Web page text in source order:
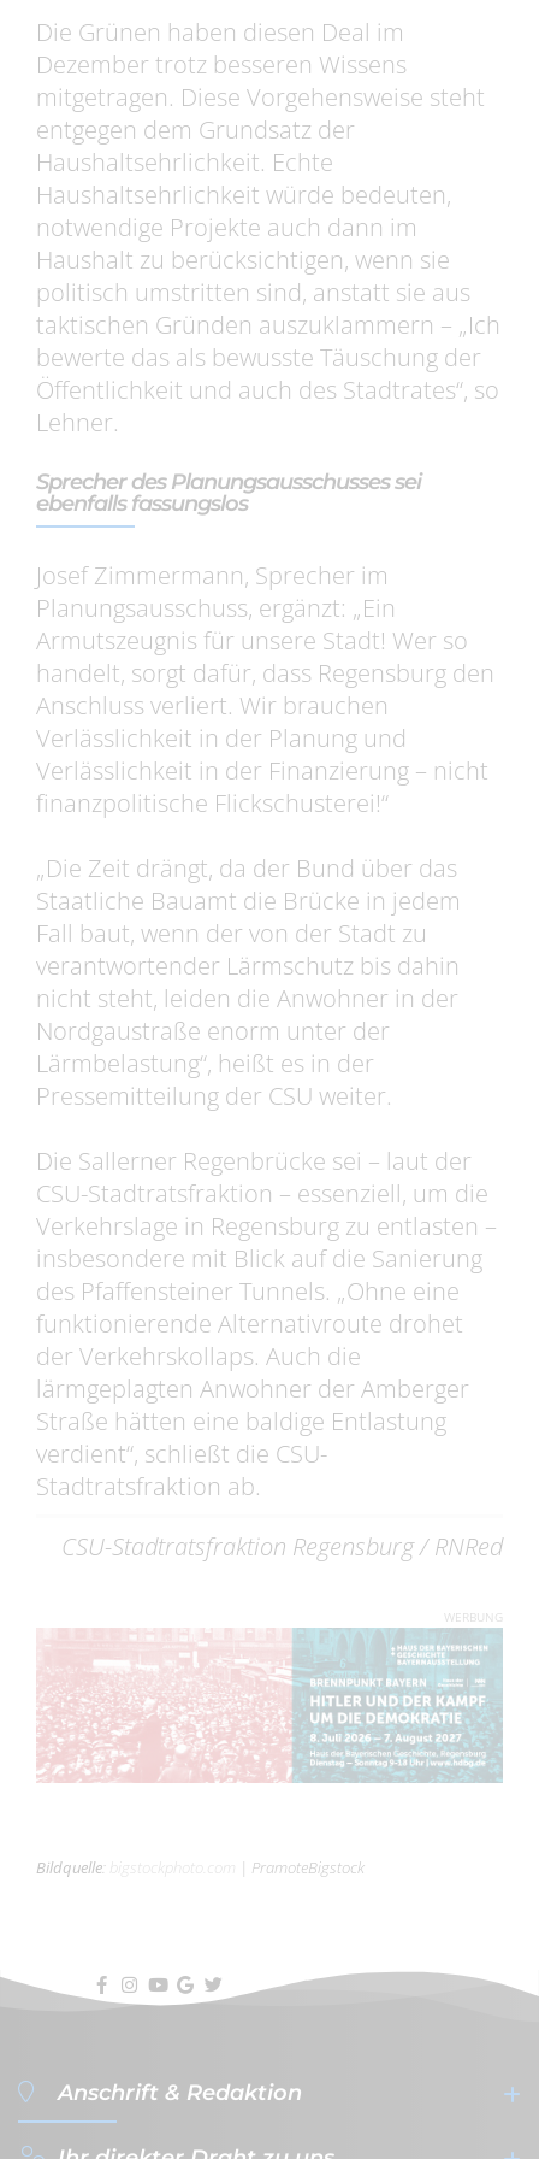
Die Grünen haben diesen Deal im
Dezember trotz besseren Wissens
mitgetragen. Diese Vorgehensweise steht
entgegen dem Grundsatz der
Haushaltsehrlichkeit. Echte
Haushaltsehrlichkeit würde bedeuten,
notwendige Projekte auch dann im
Haushalt zu berücksichtigen, wenn sie
politisch umstritten sind, anstatt sie aus
taktischen Gründen auszuklammern – „Ich
bewerte das als bewusste Täuschung der
Öffentlichkeit und auch des Stadtrates“, so
Lehner.
Sprecher des Planungsausschusses sei
ebenfalls fassungslos
Josef Zimmermann, Sprecher im
Planungsausschuss, ergänzt: „Ein
Armutszeugnis für unsere Stadt! Wer so
handelt, sorgt dafür, dass Regensburg den
Anschluss verliert. Wir brauchen
Verlässlichkeit in der Planung und
Verlässlichkeit in der Finanzierung – nicht
finanzpolitische Flickschusterei!“
„Die Zeit drängt, da der Bund über das
Staatliche Bauamt die Brücke in jedem
Fall baut, wenn der von der Stadt zu
verantwortender Lärmschutz bis dahin
nicht steht, leiden die Anwohner in der
Nordgaustraße enorm unter der
Lärmbelastung“, heißt es in der
Pressemitteilung der CSU weiter.
Die Sallerner Regenbrücke sei – laut der
CSU-Stadtratsfraktion – essenziell, um die
Verkehrslage in Regensburg zu entlasten –
insbesondere mit Blick auf die Sanierung
des Pfaffensteiner Tunnels. „Ohne eine
funktionierende Alternativroute drohet
der Verkehrskollaps. Auch die
lärmgeplagten Anwohner der Amberger
Straße hätten eine baldige Entlastung
verdient“, schließt die CSU-
Stadtratsfraktion ab.
CSU-Stadtratsfraktion Regensburg / RNRed
WERBUNG
Bildquelle: | PramoteBigstock
Anschrift & Redaktion